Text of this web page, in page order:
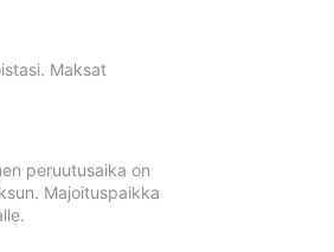
Maksat
peruutusaika on
Majoituspaikka